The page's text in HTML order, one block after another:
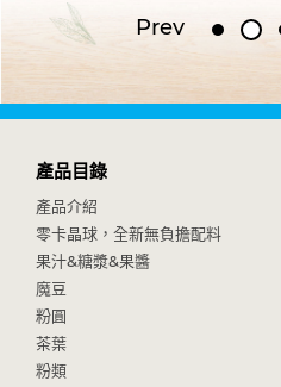
Prev
產品目錄
產品介紹
零卡晶球，全新無負擔配料
果汁&糖漿&果醬
魔豆
粉圓
茶葉
粉類